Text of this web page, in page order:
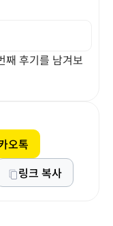
째 후기를 남겨보
오톡
링크 복사